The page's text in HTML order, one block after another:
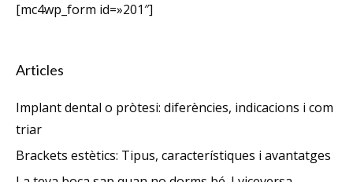
[mc4wp_form id=»201″]
Articles
Implant dental o pròtesi: diferències, indicacions i com
triar
Brackets estètics: Tipus, característiques i avantatges